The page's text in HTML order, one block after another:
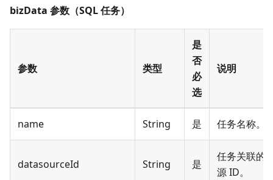
bizData 参数（SQL 任务）
参数 类型
是
否
必
选
说明
name String 是 任务名称。
datasourceId String 是
任务关联的
源 ID。